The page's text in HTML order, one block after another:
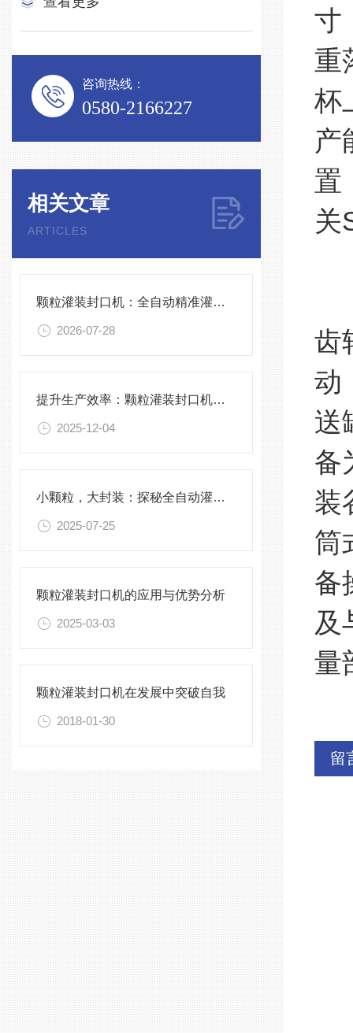
咨询热线：
0580-2166227
相关文章
ARTICLES
颗粒灌装封口机：全自动精准灌装，助力食品化工高效生产
2026-07-28
提升生产效率：颗粒灌装封口机的优化与维护
2025-12-04
小颗粒，大封装：探秘全自动灌装封口一体化科技
2025-07-25
颗粒灌装封口机的应用与优势分析
2025-03-03
颗粒灌装封口机在发展中突破自我
2018-01-30
寸
重
杯
产
置
关
齿
动
送
备
装
筒
备
及
量
留